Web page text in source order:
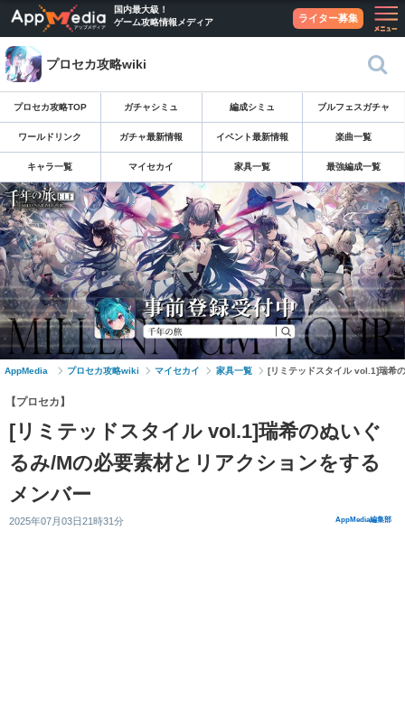
国内最大級！
ゲーム攻略情報メディア
ライター募集
プロセカ攻略wiki
プロセカ攻略TOP ガチャシミュ 編成シミュ ブルフェスガチャ
ワールドリンク ガチャ最新情報 イベント最新情報 楽曲一覧
キャラ一覧 マイセカイ 家具一覧 最強編成一覧
AppMedia プロセカ攻略wiki マイセカイ 家具一覧 [リミテッドスタイル vol.1]瑞希
【プロセカ】
[リミテッドスタイル vol.1]瑞希のぬいぐ
るみ/Mの必要素材とリアクションをする
メンバー
2025年07月03日21時31分 AppMedia編集部